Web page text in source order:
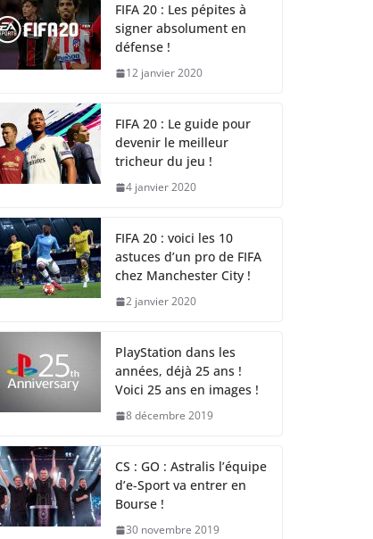
FIFA 20 : Les pépites à
signer absolument en
défense !
12 janvier 2020
FIFA 20 : Le guide pour
devenir le meilleur
tricheur du jeu !
4 janvier 2020
FIFA 20 : voici les 10
astuces d’un pro de FIFA
chez Manchester City !
2 janvier 2020
PlayStation dans les
années, déjà 25 ans !
Voici 25 ans en images !
8 décembre 2019
CS : GO : Astralis l’équipe
d’e-Sport va entrer en
Bourse !
30 novembre 2019